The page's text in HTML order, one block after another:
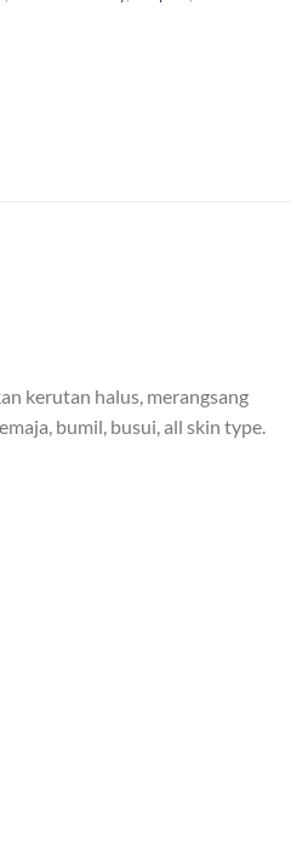
kerutan halus, merangsang
bumil, busui, all skin type.